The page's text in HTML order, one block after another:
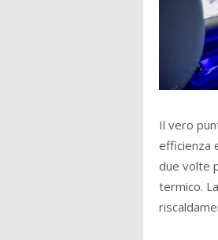
Il vero
efficienza
due volte
termico.